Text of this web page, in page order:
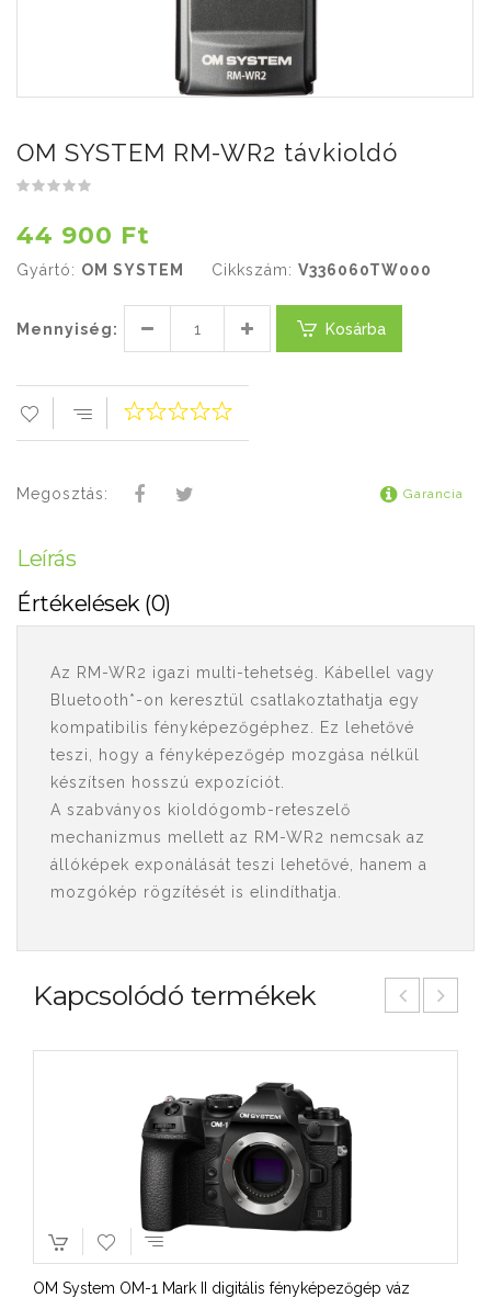
OM SYSTEM RM-WR2 távkioldó
44 900 Ft
Gyártó: OM SYSTEM Cikkszám: V336060TW000
Mennyiség: Kosárba
Megosztás: Garancia
Leírás
Értékelések (0)
Az RM-WR2 igazi multi-tehetség. Kábellel vagy
Bluetooth*-on keresztül csatlakoztathatja egy
kompatibilis fényképezőgéphez. Ez lehetővé
teszi, hogy a fényképezőgép mozgása nélkül
készítsen hosszú expozíciót.
A szabványos kioldógomb-reteszelő
mechanizmus mellett az RM-WR2 nemcsak az
állóképek exponálását teszi lehetővé, hanem a
mozgókép rögzítését is elindíthatja.
Kapcsolódó termékek
OM System OM-1 Mark II digitális fényképezőgép váz